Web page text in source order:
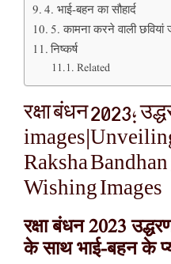
4. भाई-बहन का सौहार्द
5. कामना करने वाली
निष्कर्ष
Related
रक्षा बंधन 2023;
Raksha
Wishing Images
रक्षा बंधन 2023
के साथ भाई-बहन के